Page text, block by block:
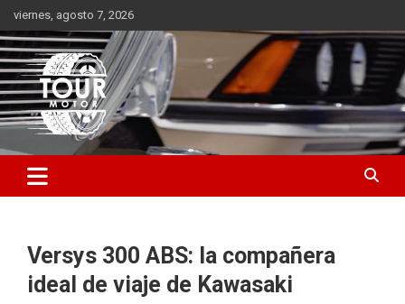
Saltar
al
contenido
viernes, agosto 7, 2026
Tour Motor
Plataforma de contenido audiovisual para el sector automotriz
Versys 300 ABS: la compañera
ideal de viaje de Kawasaki